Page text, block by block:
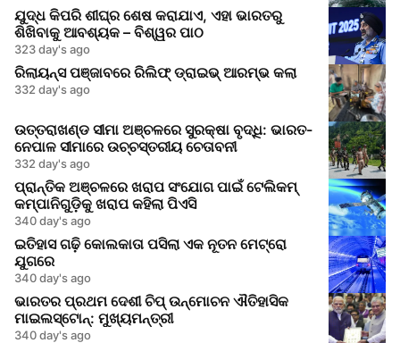
ଯୁଦ୍ଧ କିପରି ଶୀଘ୍ର ଶେଷ କରାଯାଏ, ଏହା ଭାରତରୁ
ଶିଖିବାକୁ ଆବଶ୍ୟକ – ବିଶ୍ୱର ପାଠ
323 day's ago
ରିଲାୟନ୍ସ ପଞ୍ଜାବରେ ରିଲିଫ୍ ଡ୍ରାଇଭ୍ ଆରମ୍ଭ କଲା
332 day's ago
ଉତ୍ତରାଖଣ୍ଡ ସୀମା ଅଞ୍ଚଳରେ ସୁରକ୍ଷା ବୃଦ୍ଧି: ଭାରତ-
ନେପାଳ ସୀମାରେ ଉଚ୍ଚସ୍ତରୀୟ ଚେତାବନୀ
332 day's ago
ପ୍ରାନ୍ତିକ ଅଞ୍ଚଳରେ ଖରାପ ସଂଯୋଗ ପାଇଁ ଟେଲିକମ୍
କମ୍ପାନିଗୁଡ଼ିକୁ ଖରାପ କହିଲା ପିଏସି
340 day's ago
ଇତିହାସ ଗଢ଼ି କୋଲକାତା ପସିଲା ଏକ ନୂତନ ମେଟ୍ରୋ
ଯୁଗରେ
340 day's ago
ଭାରତର ପ୍ରଥମ ଦେଶୀ ଚିପ୍ ଉନ୍ମୋଚନ ଐତିହାସିକ
ମାଇଲସ୍ଟୋନ୍: ମୁଖ୍ୟମନ୍ତ୍ରୀ
340 day's ago